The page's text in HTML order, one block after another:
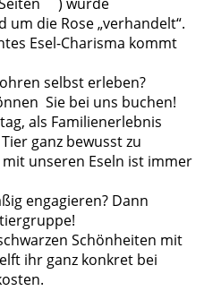
die Rose „verhandelt“.
Esel-Charisma kommt
selbst erleben?
Sie bei uns buchen!
als Familienerlebnis
ganz bewusst zu
unseren Eseln ist immer
engagieren? Dann
Schönheiten mit
ihr ganz konkret bei